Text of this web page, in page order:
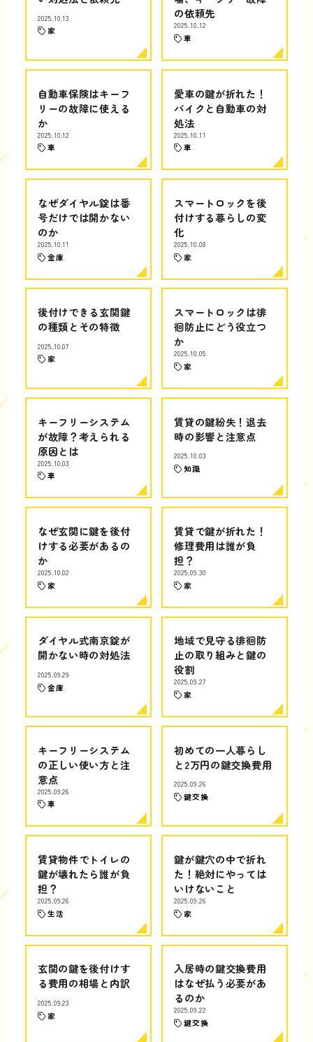
2025.10.13
家
の依頼先
2025.10.12
車
自動車保険はキーフ
リーの故障に使える
か
2025.10.12
車
愛車の鍵が折れた！
バイクと自動車の対
処法
2025.10.11
車
なぜダイヤル錠は番
号だけでは開かない
のか
2025.10.11
金庫
スマートロックを後
付けする暮らしの変
化
2025.10.08
家
後付けできる玄関鍵
の種類とその特徴
2025.10.07
家
スマートロックは徘
徊防止にどう役立つ
か
2025.10.05
家
キーフリーシステム
が故障？考えられる
原因とは
2025.10.03
車
賃貸の鍵紛失！退去
時の影響と注意点
2025.10.03
知識
なぜ玄関に鍵を後付
けする必要があるの
か
2025.10.02
家
賃貸で鍵が折れた！
修理費用は誰が負
担？
2025.09.30
家
ダイヤル式南京錠が
開かない時の対処法
2025.09.29
金庫
地域で見守る徘徊防
止の取り組みと鍵の
役割
2025.09.27
家
キーフリーシステム
の正しい使い方と注
意点
2025.09.26
車
初めての一人暮らし
と2万円の鍵交換費用
2025.09.26
鍵交換
賃貸物件でトイレの
鍵が壊れたら誰が負
担？
2025.09.26
生活
鍵が鍵穴の中で折れ
た！絶対にやっては
いけないこと
2025.09.26
家
玄関の鍵を後付けす
る費用の相場と内訳
2025.09.23
家
入居時の鍵交換費用
はなぜ払う必要があ
るのか
2025.09.22
鍵交換